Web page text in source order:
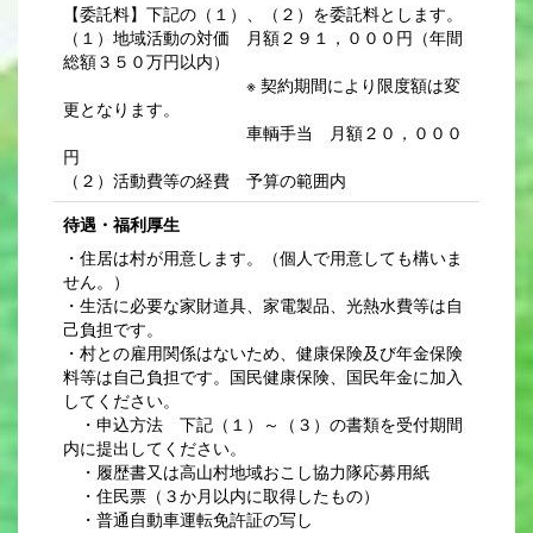
【委託料】下記の（１）、（２）を委託料とします。
（１）地域活動の対価 月額２９１，０００円（年間
総額３５０万円以内）
※ 契約期間により限度額は変
更となります。
車輌手当 月額２０，０００
円
（２）活動費等の経費 予算の範囲内
待遇・福利厚生
・住居は村が用意します。（個人で用意しても構いま
せん。）
・生活に必要な家財道具、家電製品、光熱水費等は自
己負担です。
・村との雇用関係はないため、健康保険及び年金保険
料等は自己負担です。国民健康保険、国民年金に加入
してください。
・申込方法 下記（１）～（３）の書類を受付期間
内に提出してください。
・履歴書又は高山村地域おこし協力隊応募用紙
・住民票（３か月以内に取得したもの）
・普通自動車運転免許証の写し